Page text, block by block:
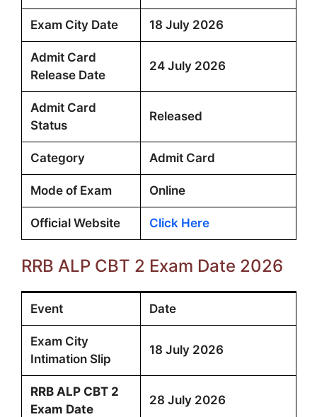
Exam City Date 18 July 2026
Admit Card
Release Date
24 July 2026
Admit Card
Status
Released
Category Admit Card
Mode of Exam Online
Official Website Click Here
RRB ALP CBT 2 Exam Date 2026
Event Date
Exam City
Intimation Slip
18 July 2026
RRB ALP CBT 2
Exam Date
28 July 2026